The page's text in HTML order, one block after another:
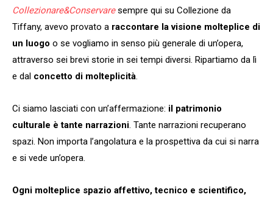
Collezionare&Conservaresempre qui su Collezione da
Tiffany, avevo provato a raccontare la visione molteplice di
un luogo o se vogliamo in senso più generale di un’opera,
attraverso sei brevi storie in sei tempi diversi. Ripartiamo da lì
e dal concetto di molteplicità
Ci siamo lasciati con un’affermazione: il patrimonio
culturale è tante narrazioni . Tante narrazioni recuperano
spazi. Non importa l’angolatura e la prospettiva da cui si narra
e si vede un’opera.
Ogni molteplice spazio affettivo, tecnico e scientifico,